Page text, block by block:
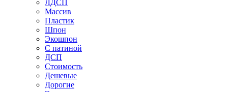
ЛДСП
Массив
Пластик
Шпон
Экошпон
С патиной
ДСП
Стоимость
Дешевые
Дорогие